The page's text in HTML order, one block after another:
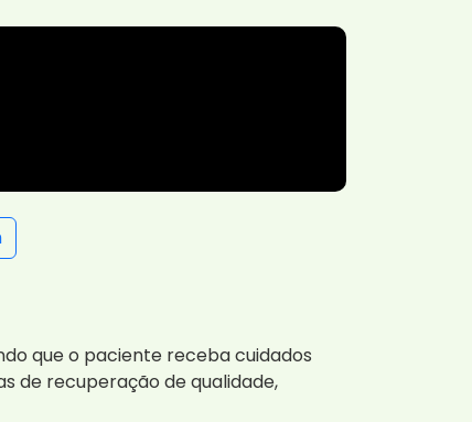
que o paciente receba cuidados
de recuperação de qualidade,